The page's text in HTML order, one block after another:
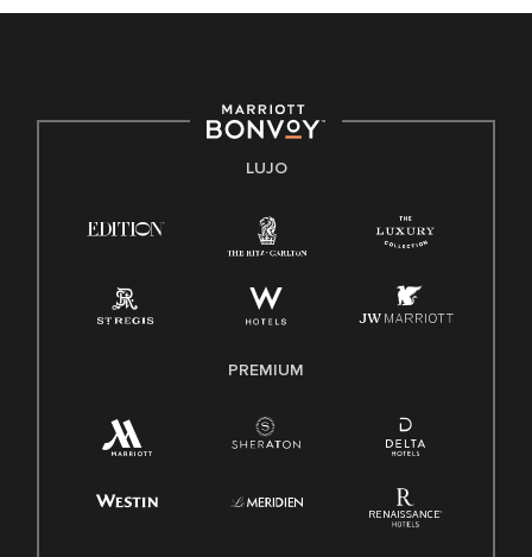
Derecho a trabajar inglés/español
Conozca sus derechos
Ley de licencia familiar y médica (FMLA)
LUJO
PREMIUM